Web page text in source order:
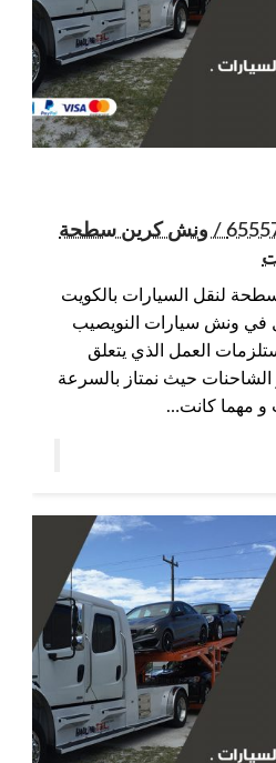
ونش النويصيب / 65557275 / ونش كرين سطحة
لنقل السيارات بالكويت
ونش سيارات النويصيب
العمل الذي يتعلق
حيث نمتاز بالسرعة
و مهما كانت…